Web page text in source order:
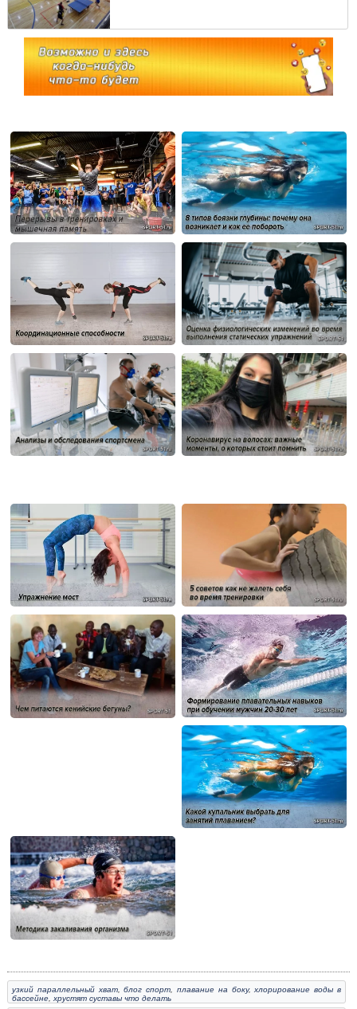
узкий параллельный хват,блог спорт ,плавание на боку,хлорирование воды в
бассейне, хрустят суставы что делать